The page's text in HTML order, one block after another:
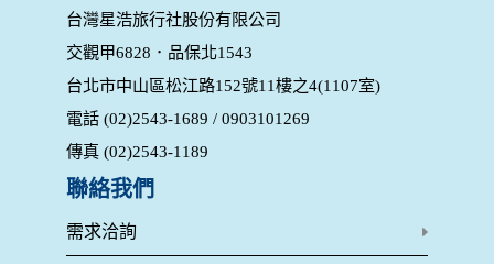
為提供精確的服務，我們會將收集的問卷調查內容進行統計與
分析，分析結果之統計數據或說明文字呈現，除供內部研究
外，我們會視需要公佈統計數據及說明文字，但不涉及特定個
人之資料。
除非取得您的同意或其他法令之特別規定，本網站絕不會將您
的個人資料揭露予第三人或使用於蒐集目的以外之其他用途。
在您於本網站註冊帳號、使用本網站相關產品、服務、活動或
贈獎時，本網站會收集您的個人識別資料，本網站也可以從商
業夥伴處取得個人資料。
身份證字號、電子郵件、出生日期、性別、行業等相關資料，
當您註冊成功，並登入使用我們的服務後，我們即取得您的資
台灣星浩旅行社股份有限公司
交觀甲6828．品保北1543
台北市中山區松江路152號11樓之4(1107室)
電話 (02)2543-1689 / 0903101269
傳真 (02)2543-1189
聯絡我們
需求洽詢